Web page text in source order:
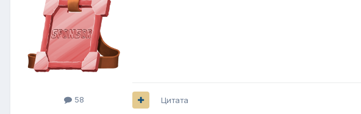
58 Цитата